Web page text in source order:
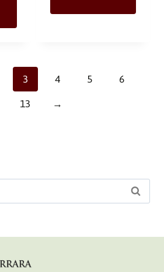
3 4 5 6
13 →
Cerca